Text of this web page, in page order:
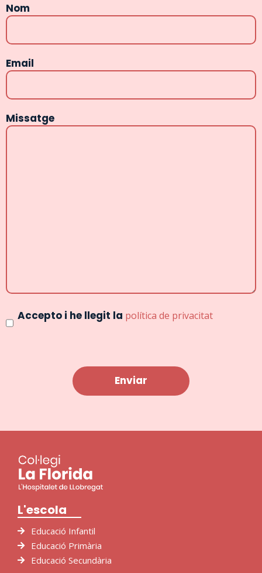
Nom
Email
Missatge
Consentimiento
Accepto i he llegit la política de privacitat
L'escola
Educació Infantil
Educació Primària
Educació Secundària